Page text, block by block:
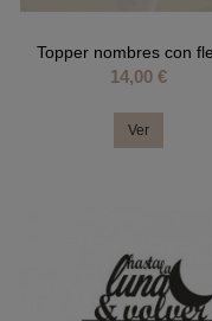
Topper nombres con
14,00 €
Ver